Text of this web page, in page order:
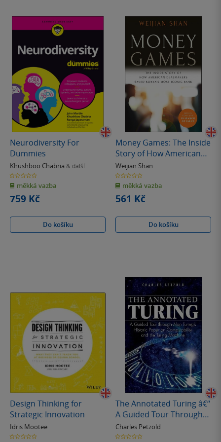
Neurodiversity For
Dummies
Khushboo Chabria & další
0.0
z
5
hvězdiček
měkká vazba
759 Kč
Do košíku
Money Games: The Inside
Story of How American
Deal makers Saved
Korea's Most Iconic Bank,
2nd Edition
Weijian Shan
0.0
z
5
hvězdiček
měkká vazba
561 Kč
Do košíku
Design Thinking for
Strategic Innovation
Idris Mootee
0.0
The Annotated Turing â€“
A Guided Tour Through
Alan Turing's Historic
Paper on Computability
Charles Petzold
0.0